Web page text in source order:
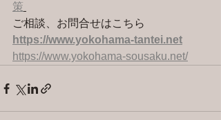
策
ご相談、お問合せはこちら
https://www.yokohama-tantei.net
https://www.yokohama-sousaku.net/